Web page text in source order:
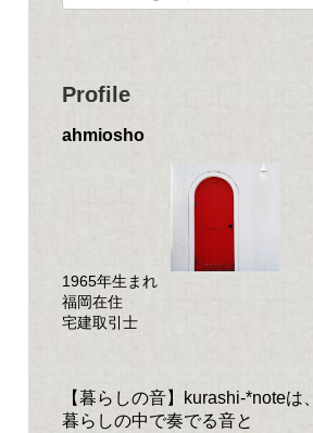
Profile
ahmiosho
1965年生まれ
福岡在住
宅建取引士
【暮らしの音】kurashi-*noteは、
暮らしの中で奏でる音と